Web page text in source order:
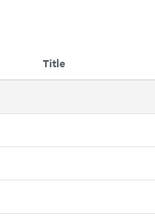
Title